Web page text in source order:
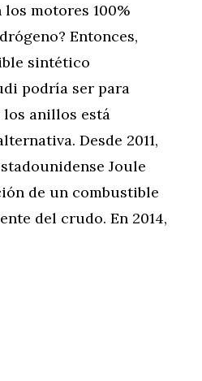
motores 100%
Entonces,
sintético
podría ser para
los anillos está
Desde 2011,
Joule
de un combustible
del crudo. En 2014,